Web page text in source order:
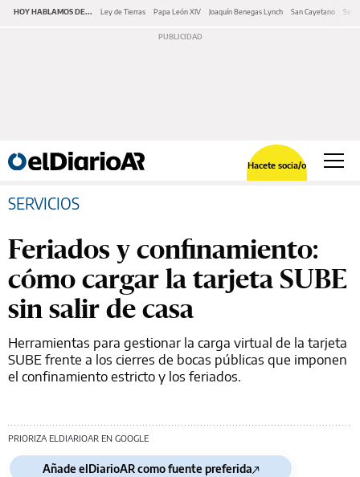
HOY HABLAMOS DE... Ley de Tierras Papa León XIV Joaquín Benegas Lynch San Cayetano
Hacete socia/o
SERVICIOS
Feriados y confinamiento:
cómo cargar la tarjeta SUBE
sin salir de casa
Herramientas para gestionar la carga virtual de la tarjeta
SUBE frente a los cierres de bocas públicas que imponen
el confinamiento estricto y los feriados.
PRIORIZA ELDIARIOAR EN GOOGLE
Añade elDiarioAR como fuente preferida